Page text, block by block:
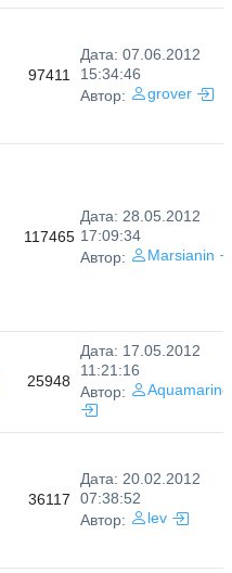
97411
Дата: 07.06.2012
15:34:46
Автор:
grover
117465
Дата: 28.05.2012
17:09:34
Автор:
Marsianin
25948
Дата: 17.05.2012
11:21:16
Автор:
Aquamarine
36117
Дата: 20.02.2012
07:38:52
Автор:
lev